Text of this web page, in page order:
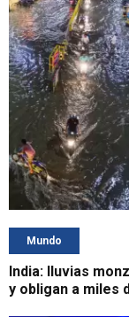
Mundo
India: lluvias
y obligan a miles